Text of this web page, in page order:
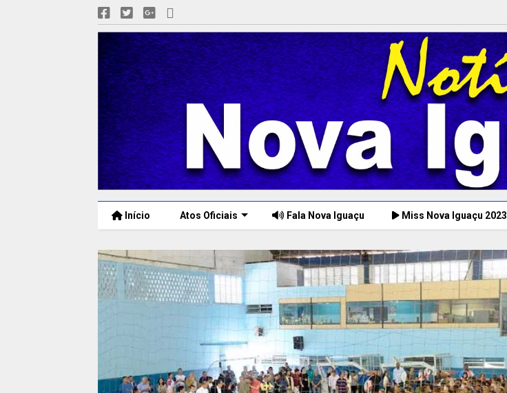
Início Atos Oficiais Fala Nova Iguaçu Miss Nova Iguaçu 2023